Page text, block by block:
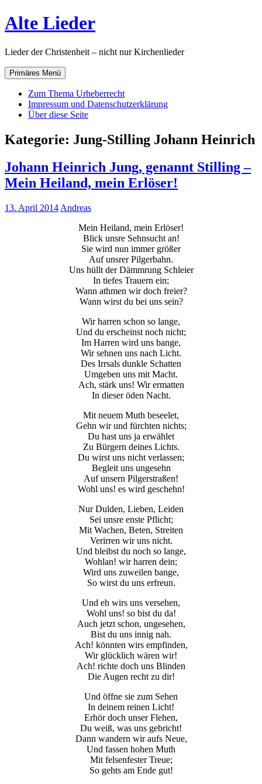
Zum
Inhalt
Alte Lieder
Lieder der Christenheit – nicht nur Kirchenlieder
Primäres Menü
Zum Thema Urheberrecht
Impressum und Datenschutzerklärung
Über diese Seite
Kategorie: Jung-Stilling Johann Heinrich
Johann Heinrich Jung, genannt Stilling –
Mein Heiland, mein Erlöser!
13. April 2014 Andreas
Mein Heiland, mein Erlöser!
Blick unsre Sehnsucht an!
Sie wird nun immer größer
Auf unsrer Pilgerbahn.
Uns hüllt der Dämmrung Schleier
In tiefes Trauern ein;
Wann athmen wir doch freier?
Wann wirst du bei uns sein?
Wir harren schon so lange,
Und du erscheinst noch nicht;
Im Harren wird uns bange,
Wir sehnen uns nach Licht.
Des Irrsals dunkle Schatten
Umgeben uns mit Macht.
Ach, stärk uns! Wir ermatten
In dieser öden Nacht.
Mit neuem Muth beseelet,
Gehn wir und fürchten nichts;
Du hast uns ja erwählet
Zu Bürgern deines Lichts.
Du wirst uns nicht verlassen;
Begleit uns ungesehn
Auf unsern Pilgerstraßen!
Wohl uns! es wird geschehn!
Nur Dulden, Lieben, Leiden
Sei unsre enste Pflicht;
Mit Wachen, Beten, Streiten
Verirren wir uns nicht.
Und bleibst du noch so lange,
Wohlan! wir harren dein;
Wird uns zuweilen bange,
So wirst du uns erfreun.
Und eh wirs uns versehen,
Wohl uns! so bist du da!
Auch jetzt schon, ungesehen,
Bist du uns innig nah.
Ach! könnten wirs empfinden,
Wir glücklich wären wir!
Ach! richte doch uns Blinden
Die Augen recht zu dir!
Und öffne sie zum Sehen
In deinem reinen Licht!
Erhör doch unser Flehen,
Du weiß, was uns gebricht!
Dann wandern wir aufs Neue,
Und fassen hohen Muth
Mit felsenfester Treue;
So gehts am Ende gut!